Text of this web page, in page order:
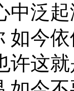
中泛
如今
许这